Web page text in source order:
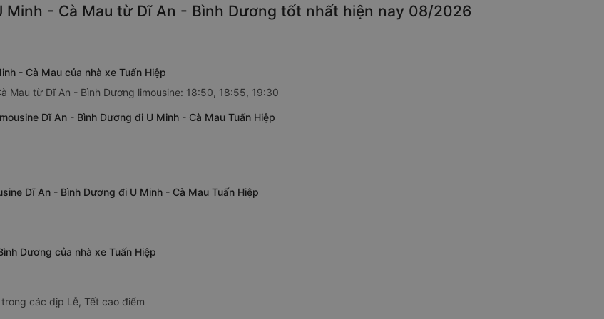
Minh - Cà Mau từ Dĩ An - Bình Dương tốt nhất hiện nay 08/2026
- Cà Mau của nhà xe Tuấn Hiệp
Mau từ Dĩ An - Bình Dương limousine: 18:50, 18:55, 19:30
Dĩ An - Bình Dương đi U Minh - Cà Mau Tuấn Hiệp
Dĩ An - Bình Dương đi U Minh - Cà Mau Tuấn Hiệp
Dương của nhà xe Tuấn Hiệp
các dịp Lễ, Tết cao điểm